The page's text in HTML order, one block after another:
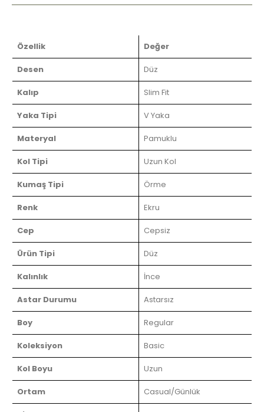
Özellik Değer
Desen Düz
Kalıp Slim Fit
Yaka Tipi V Yaka
Materyal Pamuklu
Kol Tipi Uzun Kol
Kumaş Tipi Örme
Renk Ekru
Cep Cepsiz
Ürün Tipi Düz
Kalınlık İnce
Astar Durumu Astarsız
Boy Regular
Koleksiyon Basic
Kol Boyu Uzun
Ortam Casual/Günlük